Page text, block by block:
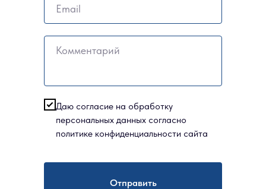
Email
Комментарий
Даю согласие на обработку
персональных данных согласно
политике конфиденциальности сайта
Отправить